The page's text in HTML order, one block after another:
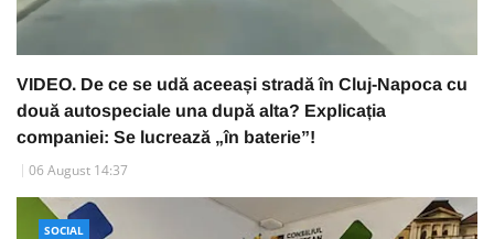
VIDEO. De ce se udă aceeași stradă în Cluj-Napoca cu
două autospeciale una după alta? Explicația
companiei: Se lucrează „în baterie”!
06 August 14:37
SOCIAL